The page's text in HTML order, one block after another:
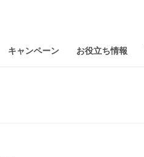
キャンペーン お役立ち情報